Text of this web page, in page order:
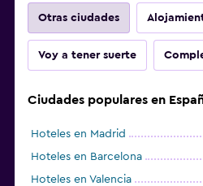
Otras ciudades
Voy a tener suerte
Ciudades populares en
Hoteles en Madrid
Hoteles en Barcelona
Hoteles en Valencia